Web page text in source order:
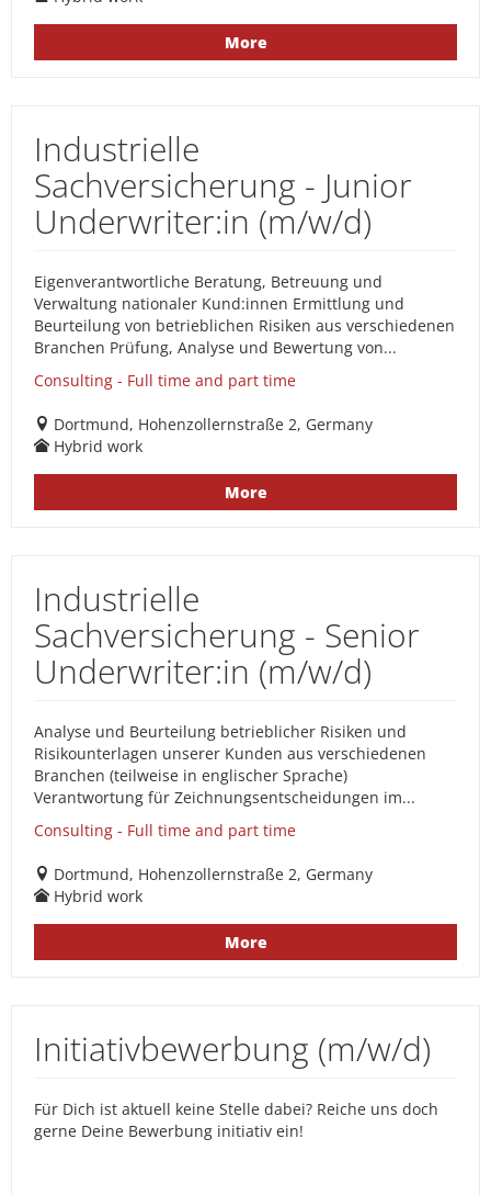
More
Industrielle
Sachversicherung - Junior
Underwriter:in (m/w/d)
Eigenverantwortliche Beratung, Betreuung und
Verwaltung nationaler Kund:innen Ermittlung und
Beurteilung von betrieblichen Risiken aus verschiedenen
Branchen Prüfung, Analyse und Bewertung von...
Consulting - Full time and part time
Dortmund, Hohenzollernstraße 2, Germany
Hybrid work
More
Industrielle
Sachversicherung - Senior
Underwriter:in (m/w/d)
Analyse und Beurteilung betrieblicher Risiken und
Risikounterlagen unserer Kunden aus verschiedenen
Branchen (teilweise in englischer Sprache)
Verantwortung für Zeichnungsentscheidungen im...
Consulting - Full time and part time
Dortmund, Hohenzollernstraße 2, Germany
Hybrid work
More
Initiativbewerbung (m/w/d)
Für Dich ist aktuell keine Stelle dabei? Reiche uns doch
gerne Deine Bewerbung initiativ ein!